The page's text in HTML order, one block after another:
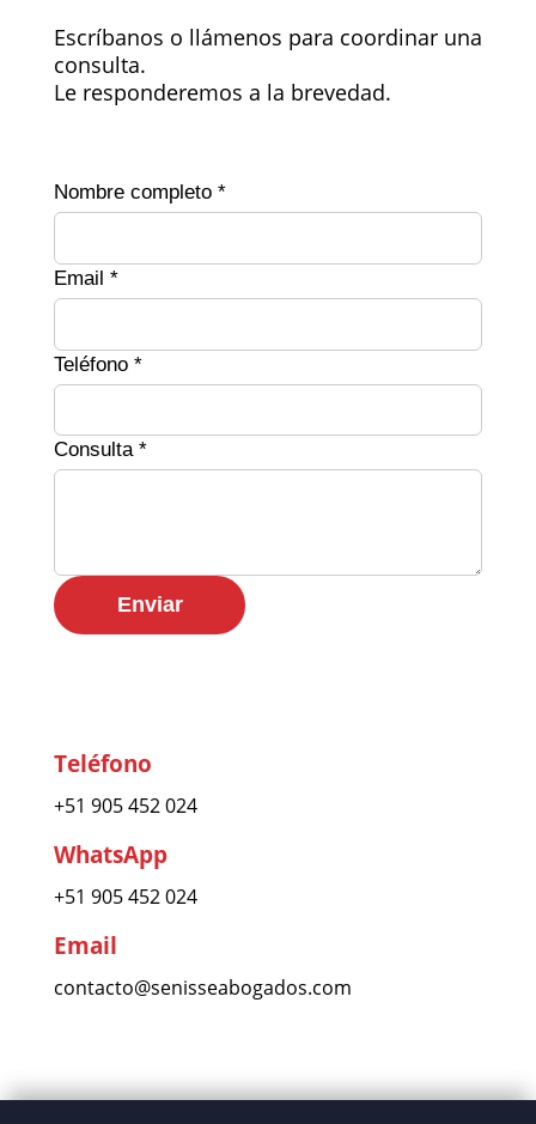
Escríbanos o llámenos para coordinar una
consulta.
Le responderemos a la brevedad.
Nombre completo *
Email *
Teléfono *
Consulta *
Enviar
Teléfono
+51 905 452 024
WhatsApp
+51 905 452 024
Email
contacto@senisseabogados.com